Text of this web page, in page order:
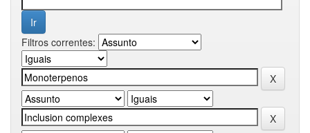
Filtros correntes: